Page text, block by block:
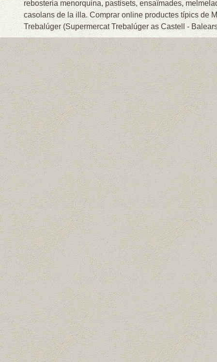
rebosteria menorquina, pastisets, ensaïmades,
casolans de la illa. Comprar online productes típics de
Trebalúger (Supermercat Trebalúger as Castell -